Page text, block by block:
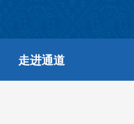
走进通道